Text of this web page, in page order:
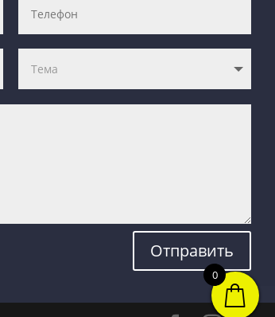
Отправить
0